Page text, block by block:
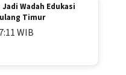
Wadah Edukasi
Timur
WIB